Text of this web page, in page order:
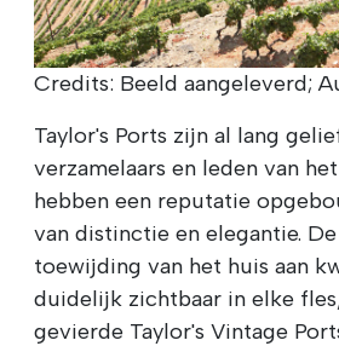
Credits: Beeld aangeleverd;
Taylor's Ports zijn al lang
verzamelaars en leden van
hebben een reputatie
van distinctie en elegantie.
toewijding van het huis aan
duidelijk zichtbaar in elke
gevierde Taylor's Vintage